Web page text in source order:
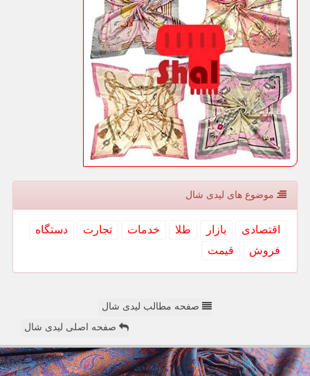
موضوع های لیدی شال
اقتصادی بازار طلا خدمات تجارت
دستگاه
فروش
قیمت
صفحه مطالب لیدی شال
صفحه اصلی لیدی شال